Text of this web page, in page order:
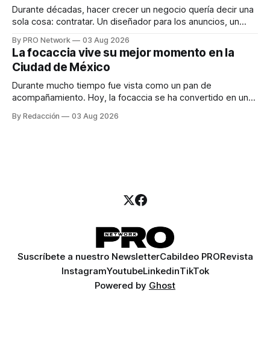
Durante décadas, hacer crecer un negocio quería decir una
sola cosa: contratar. Un diseñador para los anuncios, un
para los textos, alguien que supiera de publicidad digital
para encontrar prospectos, un vendedor para atender
llamadas y mensajes, y —con suerte— una persona
By PRO Network 03 Aug 2026
La focaccia vive su mejor momento en la
Ciudad de México
Durante mucho tiempo fue vista como un pan de
acompañamiento. Hoy, la focaccia se ha convertido en uno
artesanal, ingredientes de calidad y experiencias que
By Redacción 03 Aug 2026
Suscríbete a nuestro NewsletterCabildeo PRORevista
InstagramYoutubeLinkedinTikTok
Powered by Ghost